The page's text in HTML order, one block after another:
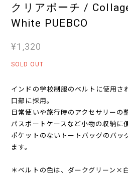
クリアポーチ /
White PUEBCO
¥1,320
SOLD OUT
インドの学校制服のベルトに使用さ
口部に採用。
日常使いや旅行時のアクセサリーの
パスポートケースなど小物の収納に
ポケットのないトートバッグのバッ
ます。
＊ベルトの色は、ダークグリーン×白